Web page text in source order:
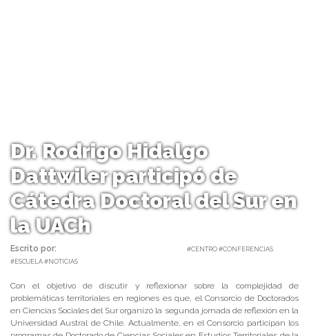
Dr. Rodrigo Hidalgo
Dattwiler participó de
Cátedra Doctoral del Sur en
la UACh
Escrito por:
#CENTRO #CONFERENCIAS
#ESCUELA #NOTICIAS
Con el objetivo de discutir y reflexionar sobre la complejidad de
problemáticas territoriales en regiones es que, el Consorcio de Doctorados
en Ciencias Sociales del Sur organizó la segunda jornada de reflexión en la
Universidad Austral de Chile. Actualmente, en el Consorcio participan los